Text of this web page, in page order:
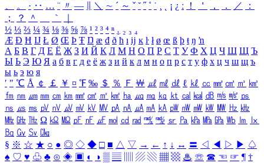
、
。 · ‥ … ¨ 〃 ― ＼ ∼ ´ ～ ˇ ˘ ˝ ˚ ˙ ¸ ¡ ¿ ː ！ ＇ ， ． ／
：
；
？ ＾ ｀
½ ⅓ ⅔ ¼ ¾ ⅛ ⅜ ⅝ ⅞ ¹ ² ³ ⁴ ⁿ ₁ ₂ ₃ ₄
Æ Ð Ħ Ĳ Ł Ø Œ Þ Ŧ Ŋ æ đ ð ħ ı ĳ ĸ ŀ ł ø œ ß þ ŧ ŋ ŉ
А Б В Г Д Е Ё Ж З И Й К Л М Н О П Р С Т У Ф Х Ц Ч Ш Щ Ъ
Ы Ь Э Ю Я а б в г д е ё ж з и й к л м н о п р с т у ф х ц ч ш щ ъ
ы ь э ю я
′ ″ ℃ Å ￠ ￡ ￥ ¤ ℉ ‰ ＄ ％ Ｆ ￦ ㎕ ㎖ ㎗ ℓ ㎘ ㏄ ㎣ ㎤ ㎥ ㎦
㎙ ㎚ ㎛ ㎜ ㎝ ㎞ ㎟ ㎠ ㎡ ㎢ ㏊ ㎍ ㎎ ㎏ ㏏ ㎈ ㎉ ㏈ ㎧ ㎨ ㎰
㎱ ㎲ ㎳ ㎴ ㎵ ㎶ ㎷ ㎸ ㎹ ㎀ ㎁ ㎂ ㎃ ㎄ ㎺ ㎻ ㎽ ㎾ ㎿ ㎐ ㎑
㎒ ㎓ ㎔ Ω ㏀ ㏁ ㎊ ㎋ ㎌ ㏖ ㏅ ㎭ ㎮ ㎯ ㏛ ㎩ ㎪ ㎫ ㎬ ㏝ ㏐
㏓
㏃ ㏉ ㏜ ㏆
§ ※ ☆ ★ ○ ● ◎ ◇ ◆ □ ■ △ ▽ → ← ↑ ↓ ↔ 〓 ◁ ◀ ▷ ▶ ♤
♠ ♡ ♥ ♧ ♣ ⊙ ◈ ▣ ◐ ◑ ▒ ▤ ▨ ▧ ▦ ▩ ♨ ☏ ☎ ☜ ☞ ¶ †